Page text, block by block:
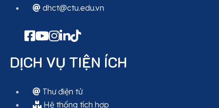
dhct@ctu.edu.vn
DỊCH VỤ TIỆN ÍCH
Thư điện tử
Hệ thống tích hợp